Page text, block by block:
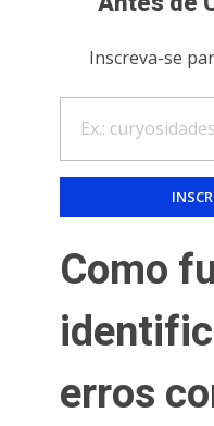
Inscreva-se
Como
erros